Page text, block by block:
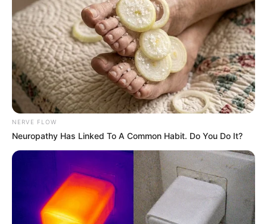
Hollywood's Inaccurate Portrayal of Reality - Take a
Look Inside!
BRAINBERRIES
NERVE FLOW
Neuropathy Has Linked To A Common Habit. Do You Do It?